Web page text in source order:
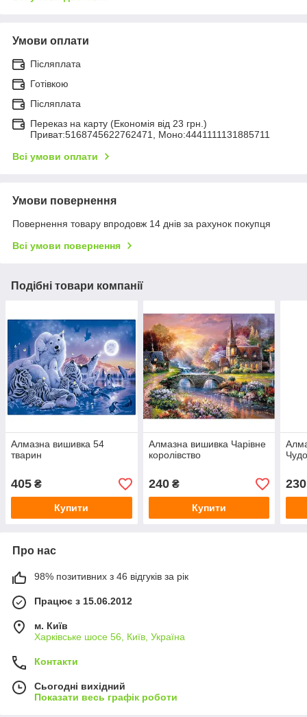
Умови оплати
Післяплата
Готівкою
Післяплата
Переказ на карту (Економія від 23 грн.)
Приват:5168745622762471, Моно:4441111131885711
Всі умови оплати
Умови повернення
Повернення товару впродовж 14 днів за рахунок покупця
Всі умови повернення
Подібні товари компанії
Алмазна вишивка 54
тварин
405 ₴
Купити
Алмазна вишивка Чарівне
королівство
240₴
Купити
230
Про нас
98% позитивних з 46 відгуків за рік
Працює з 15.06.2012
м. Київ
Харківське шосе 56, Київ, Україна
Контакти
Сьогодні вихідний
Показати весь графік роботи